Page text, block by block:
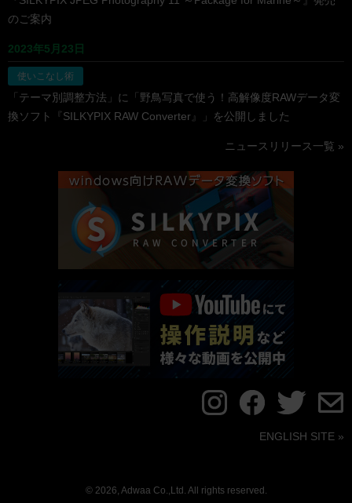
のご案内
2023年5月23日
使いこなし術
「テーマ別調整方法」に「野鳥写真で使う！高解像度RAWデータ変
換ソフト『SILKYPIX RAW Converter』」を公開しました
ニュースリリース一覧 »
ENGLISH SITE »
© 2026, Adwaa Co.,Ltd. All rights reserved.